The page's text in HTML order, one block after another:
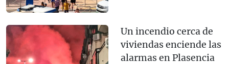
Un incendio cerca de
viviendas enciende las
alarmas en Plasencia